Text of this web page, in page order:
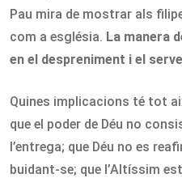
Pau mira de mostrar als
com a església. La manera
en el despreniment i el
Quines implicacions té tot
que el poder de Déu no
l’entrega; que Déu no es
buidant-se; que l’Altíssim